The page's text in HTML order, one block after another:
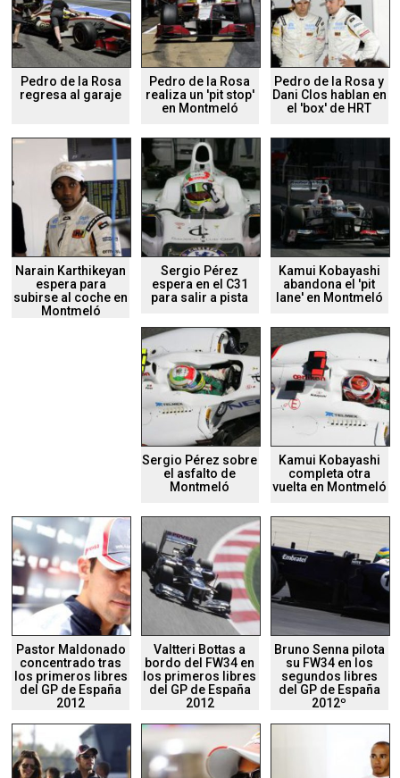
Pedro de la Rosa
regresa al garaje
Pedro de la Rosa
realiza un 'pit stop'
en Montmeló
Pedro de la Rosa y
Dani Clos hablan en
el 'box' de HRT
Narain Karthikeyan
espera para
subirse al coche en
Montmeló
Sergio Pérez
espera en el C31
para salir a pista
Kamui Kobayashi
abandona el 'pit
lane' en Montmeló
Sergio Pérez sobre
el asfalto de
Montmeló
Kamui Kobayashi
completa otra
vuelta en Montmeló
Pastor Maldonado
concentrado tras
los primeros libres
del GP de España
2012
Valtteri Bottas a
bordo del FW34 en
los primeros libres
del GP de España
2012
Bruno Senna pilota
su FW34 en los
segundos libres
del GP de España
2012º